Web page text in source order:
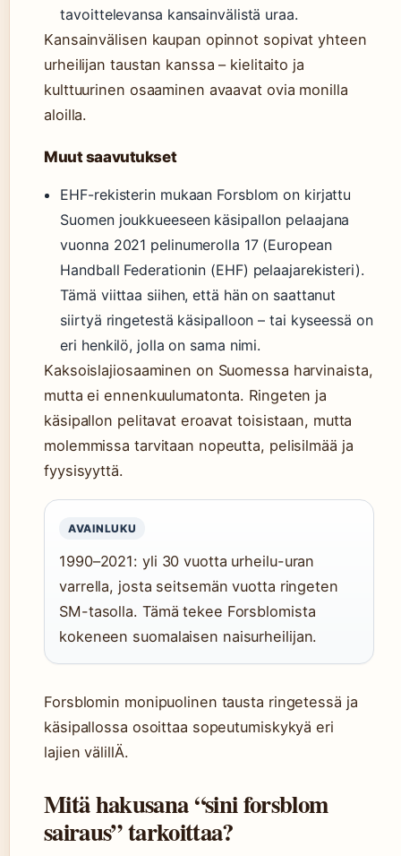
tavoittelevansa kansainvälistä uraa.
Kansainvälisen kaupan opinnot sopivat yhteen
urheilijan taustan kanssa – kielitaito ja
kulttuurinen osaaminen avaavat ovia monilla
aloilla.
Muut saavutukset
EHF-rekisterin mukaan Forsblom on kirjattu
Suomen joukkueeseen käsipallon pelaajana
vuonna 2021 pelinumerolla 17 (European
Handball Federationin (EHF) pelaajarekisteri).
Tämä viittaa siihen, että hän on saattanut
siirtyä ringetestä käsipalloon – tai kyseessä on
eri henkilö, jolla on sama nimi.
Kaksoislajiosaaminen on Suomessa harvinaista,
mutta ei ennenkuulumatonta. Ringeten ja
käsipallon pelitavat eroavat toisistaan, mutta
molemmissa tarvitaan nopeutta, pelisilmää ja
fyysisyyttä.
AVAINLUKU
1990–2021: yli 30 vuotta urheilu-uran
varrella, josta seitsemän vuotta ringeten
SM-tasolla. Tämä tekee Forsblomista
kokeneen suomalaisen naisurheilijan.
Forsblomin monipuolinen tausta ringetessä ja
käsipallossa osoittaa sopeutumiskykyä eri
lajien välillÄ.
Mitä hakusana “sini forsblom
sairaus” tarkoittaa?